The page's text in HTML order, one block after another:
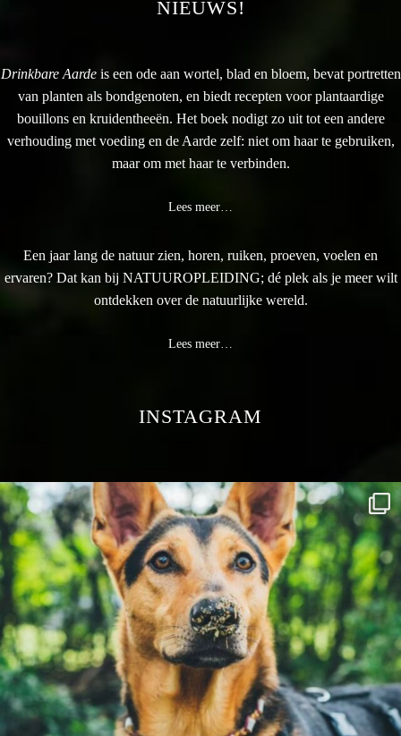
NIEUWS!
Drinkbare Aarde is een ode aan wortel, blad en bloem, bevat portretten
van planten als bondgenoten, en biedt recepten voor plantaardige
bouillons en kruidentheeën. Het boek nodigt zo uit tot een andere
verhouding met voeding en de Aarde zelf: niet om haar te gebruiken,
maar om met haar te verbinden.
Lees meer…
Een jaar lang de natuur zien, horen, ruiken, proeven, voelen en
ervaren? Dat kan bij NATUUROPLEIDING; dé plek als je meer wilt
ontdekken over de natuurlijke wereld.
Lees meer…
INSTAGRAM